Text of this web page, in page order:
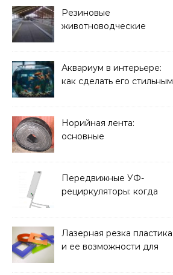
Резиновые
животноводческие
решать
Аквариум в интерьере:
как сделать его стильным
Норийная лента:
основные
и советы по выбору
Передвижные УФ-
рециркуляторы: когда
Лазерная резка пластика
и ее возможности для